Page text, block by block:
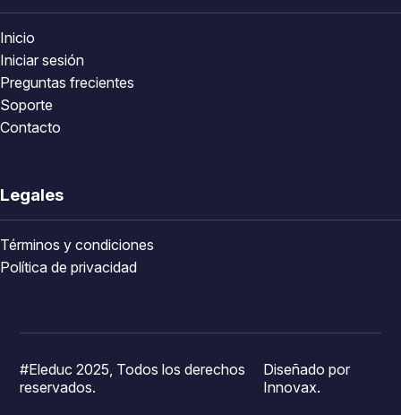
Inicio
Iniciar sesión
Preguntas frecientes
Soporte
Contacto
Legales
Términos y condiciones
Política de privacidad
#Eleduc 2025, Todos los derechos
reservados.
Diseñado por
Innovax.